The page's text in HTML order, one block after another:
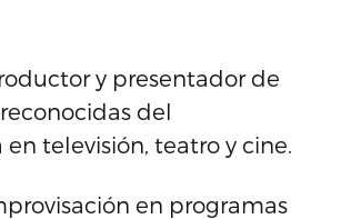
y presentador de
del
televisión, teatro y cine.
en programas